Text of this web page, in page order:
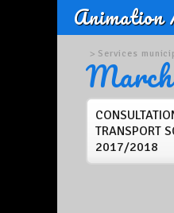
Animation
Services
TRANSPORT
2017/2018